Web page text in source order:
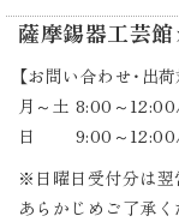
薩摩錫器工芸
【お問い合わせ・出
月～土 8:00～
日 9:00～12:00/
※日曜日受付分は翌
あらかじめご了承く